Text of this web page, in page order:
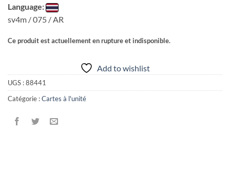
Language:
sv4m / 075 / AR
Ce produit est actuellement en rupture et indisponible.
Add to wishlist
UGS :88441
Catégorie :Cartes à l'unité